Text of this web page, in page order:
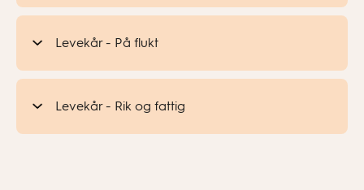
Levekår - På flukt
Levekår - Rik og fattig